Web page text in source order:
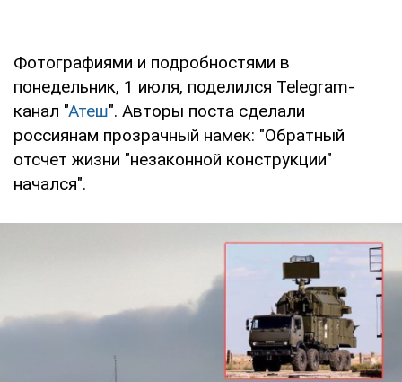
Фотографиями и подробностями в
понедельник, 1 июля, поделился Telegram-
канал "Атеш". Авторы поста сделали
россиянам прозрачный намек: "Обратный
отсчет жизни "незаконной конструкции"
начался".